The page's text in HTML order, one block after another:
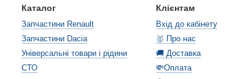
Каталог
Запчастини Renault
Запчастини Dacia
Універсальні товари і рідини
СТО
Клієнтам
Вхід до кабінету
🥇 Про нас
🚚 Доставка
💸Оплата